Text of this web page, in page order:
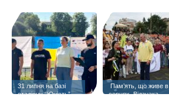
31 липня на базі
стадіону “Юність”
️ Пам’ять, що живе в
серцях. Відзнака